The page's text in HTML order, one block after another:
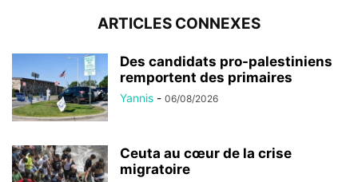
ARTICLES CONNEXES
Des candidats pro-palestiniens
remportent des primaires
Yannis - 06/08/2026
Ceuta au cœur de la crise
migratoire